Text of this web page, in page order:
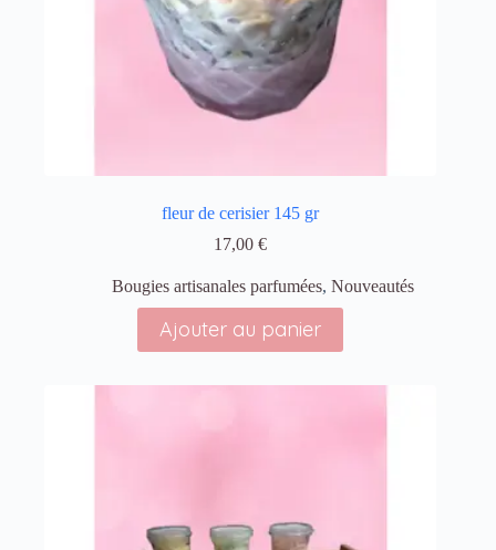
fleur de cerisier 145 gr
17,00€
Bougies artisanales parfumées, Nouveautés
Ajouter au panier